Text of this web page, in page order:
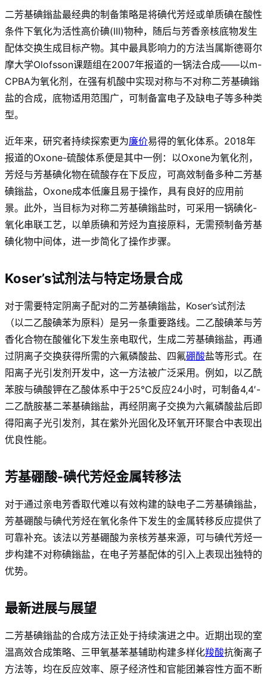
二芳基碘鎓盐最经典的制备策略是将碘代芳烃或单质碘在酸性
条件下氧化为活性高价碘(III)物种，随后与芳香亲核底物发生
配体交换生成目标产物。其中最具影响力的方法当属斯德哥尔
摩大学Olofsson课题组在2007年报道的一锅法合成——以m-
CPBA为氧化剂，在强有机酸中实现对称与不对称二芳基碘鎓
盐的合成，底物适用范围广，可制备富电子及缺电子等多种类
型。
近年来，研究者持续探索更为廉价易得的氧化体系。2018年
报道的Oxone-硫酸体系便是其中一例：以Oxone为氧化剂，
芳烃与芳基碘化物在硫酸存在下反应，可高效制备多种二芳基
碘鎓盐，Oxone成本低廉且易于操作，具有良好的应用前
景。此外，当目标为对称二芳基碘鎓盐时，可采用一锅碘化-
氧化串联工艺，以单质碘和芳烃为直接原料，无需预制备芳基
碘化物中间体，进一步简化了操作步骤。
Koser’s试剂法与特定场景合成
对于需要特定阴离子配对的二芳基碘鎓盐，Koser’s试剂法
（以二乙酸碘苯为原料）是另一条重要路线。二乙酸碘苯与芳
香化合物在酸催化下发生亲电取代，生成二芳基碘鎓盐，再通
过阴离子交换获得所需的六氟磷酸盐、四氟硼酸盐等形式。在
阳离子光引发剂开发中，这一方法被广泛采用。例如，以乙酰
苯胺与碘酸钾在乙酸体系中于25℃反应24小时，可制备4,4′-
二乙酰胺基二苯基碘鎓盐，再经阴离子交换为六氟磷酸盐后即
得阳离子光引发剂，其在紫外光固化及环氧开环聚合中表现出
优良性能。
芳基硼酸-碘代芳烃金属转移法
对于通过亲电芳香取代难以有效构建的缺电子二芳基碘鎓盐，
芳基硼酸与碘代芳烃在氧化条件下发生的金属转移反应提供了
可靠补充。该法以芳基硼酸为亲核芳基来源，可与碘代芳烃一
步构建不对称碘鎓盐，在电子芳基配体的引入上表现出独特的
优势。
最新进展与展望
二芳基碘鎓盐的合成方法正处于持续演进之中。近期出现的室
温高效合成策略、三甲氧基苯基辅助构建多样化羧酸抗衡离子
方法等，均在反应效率、原子经济性和官能团兼容性方面不断